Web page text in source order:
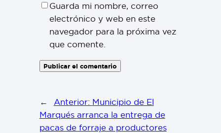
Guarda mi nombre, correo
electrónico y web en este
navegador para la próxima vez
que comente.
← Anterior: Municipio de El
Marqués arranca la entrega de
pacas de forraje a productores